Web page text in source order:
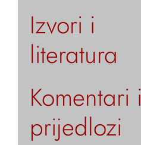
Izvori i
literatura
Komentari i
prijedlozi